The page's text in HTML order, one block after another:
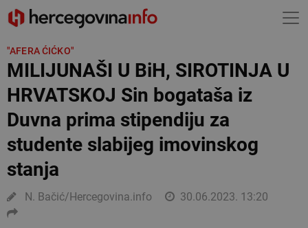
"AFERA ĆIĆKO"
MILIJUNAŠI U BiH, SIROTINJA U
HRVATSKOJ Sin bogataša iz
Duvna prima stipendiju za
studente slabijeg imovinskog
stanja
N. Bačić/Hercegovina.info 30.06.2023. 13:20